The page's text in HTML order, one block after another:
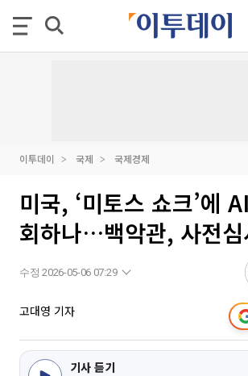
이투데이 국제 국제경제
미국, ‘미토스 쇼크’에
회하나…백악관, 사전심
수정 2026-05-06 07:29
고대영 기자
기사 듣기